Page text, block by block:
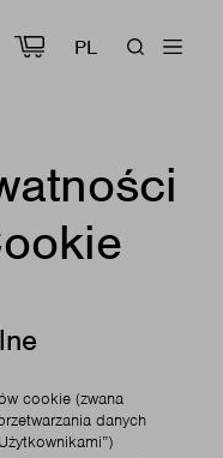
PL
cookie (zwana
danych